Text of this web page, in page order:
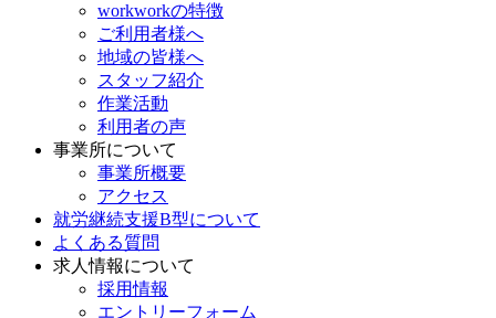
workworkの特徴
ご利用者様へ
地域の皆様へ
スタッフ紹介
作業活動
利用者の声
事業所について
事業所概要
アクセス
就労継続支援B型について
よくある質問
求人情報について
採用情報
エントリーフォーム